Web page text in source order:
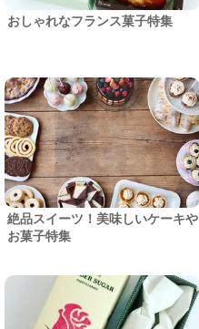
おしゃれなフランス菓子特集
絶品スイーツ！美味しいケーキや
お菓子特集